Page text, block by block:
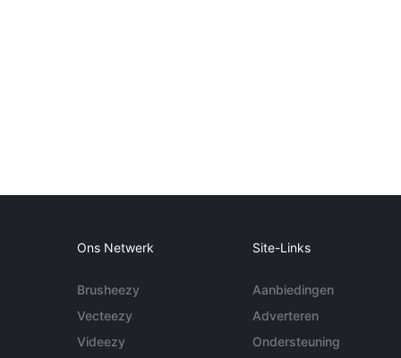
Ons Netwerk
Brusheezy
Vecteezy
Videezy
Site-Links
Aanbiedingen
Adverteren
Ondersteuning